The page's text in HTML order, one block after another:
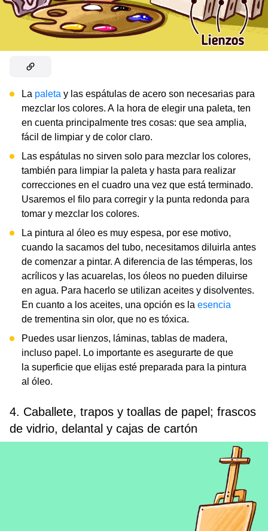
La paleta y las espátulas de acero son necesarias para
mezclar los colores. A la hora de elegir una paleta, ten
en cuenta principalmente tres cosas: que sea amplia,
fácil de limpiar y de color claro.
Las espátulas no sirven solo para mezclar los colores,
también para limpiar la paleta y hasta para realizar
correcciones en el cuadro una vez que está terminado.
Usaremos el filo para corregir y la punta redonda para
tomar y mezclar los colores.
La pintura al óleo es muy espesa, por ese motivo,
cuando la sacamos del tubo, necesitamos diluirla antes
de comenzar a pintar. A diferencia de las témperas, los
acrílicos y las acuarelas, los óleos no pueden diluirse
en agua. Para hacerlo se utilizan aceites y disolventes.
En cuanto a los aceites, una opción es la esencia
de trementina sin olor, que no es tóxica.
Puedes usar lienzos, láminas, tablas de madera,
incluso papel. Lo importante es asegurarte de que
la superficie que elijas esté preparada para la pintura
al óleo.
4. Caballete, trapos y toallas de papel; frascos
de vidrio, delantal y cajas de cartón